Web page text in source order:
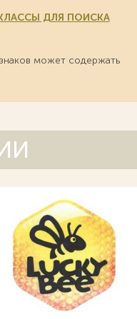
ДЛЯ ПОИСКА
может содержать